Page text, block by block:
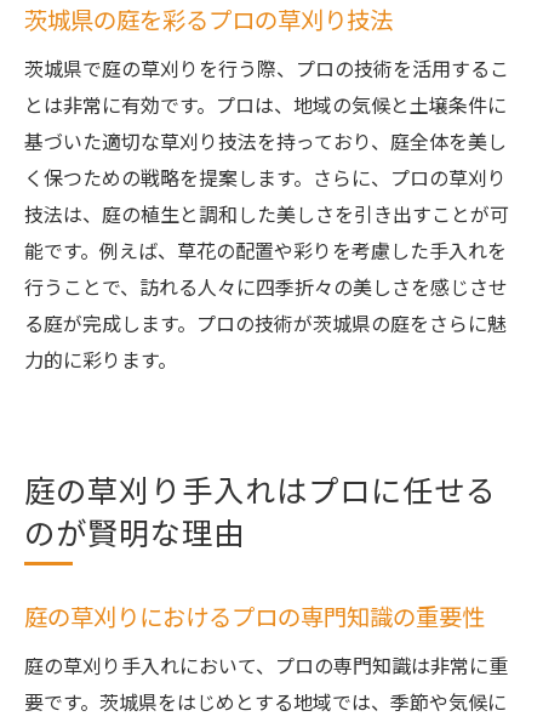
茨城県の庭を彩るプロの草刈り技法
茨城県で庭の草刈りを行う際、プロの技術を活用するこ
とは非常に有効です。プロは、地域の気候と土壌条件に
基づいた適切な草刈り技法を持っており、庭全体を美し
く保つための戦略を提案します。さらに、プロの草刈り
技法は、庭の植生と調和した美しさを引き出すことが可
能です。例えば、草花の配置や彩りを考慮した手入れを
行うことで、訪れる人々に四季折々の美しさを感じさせ
る庭が完成します。プロの技術が茨城県の庭をさらに魅
力的に彩ります。
庭の草刈り手入れはプロに任せる
のが賢明な理由
庭の草刈りにおけるプロの専門知識の重要性
庭の草刈り手入れにおいて、プロの専門知識は非常に重
要です。茨城県をはじめとする地域では、季節や気候に